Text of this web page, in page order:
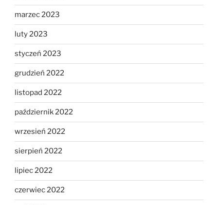
marzec 2023
luty 2023
styczeń 2023
grudzień 2022
listopad 2022
październik 2022
wrzesień 2022
sierpień 2022
lipiec 2022
czerwiec 2022